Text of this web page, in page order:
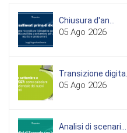
Chiusura d'an...
05 Ago 2026
Transizione digita...
05 Ago 2026
Analisi di scenari...